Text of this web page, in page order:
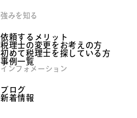
強みを知る
依頼するメリット
税理士の変更をお考えの方
初めて税理士を探している方
事例一覧
インフォメーション
ブログ
新着情報